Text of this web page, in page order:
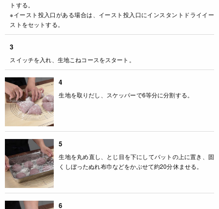
トする。
※イースト投入口がある場合は、イースト投入口にインスタントドライイー
ストをセットする。
3
スイッチを入れ、生地こねコースをスタート。
4
生地を取りだし、スケッパーで6等分に分割する。
5
生地を丸め直し、とじ目を下にしてバットの上に置き、固
くしぼったぬれ布巾などをかぶせて約20分休ませる。
6